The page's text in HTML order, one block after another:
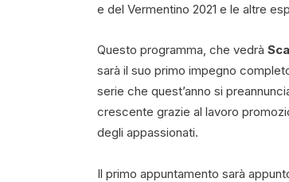
e del Vermentino 2021 e le altre
Questo programma, che vedrà
sarà il suo primo impegno
serie che quest’anno si
crescente grazie al lavoro
degli appassionati.
Il primo appuntamento sarà